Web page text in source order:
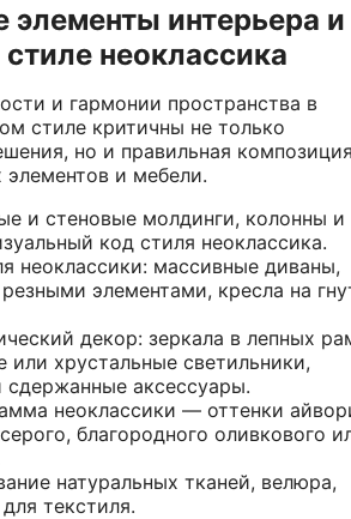
интерьера и
неоклассика
и гармонии пространства в
стиле критичны не только
но и правильная
элементов и мебели.
и стеновые молдинги, колонны и
код стиля неоклассика.
неоклассики: массивные диваны,
элементами, кресла на
декор: зеркала в лепных
или хрустальные светильники,
сдержанные аксессуары.
неоклассики — оттенки
благородного оливкового
натуральных тканей, велюра,
текстиля.